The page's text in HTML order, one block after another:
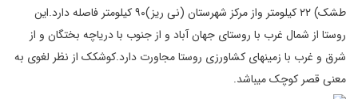
طشک) ۲۲ کیلومتر واز مرکز شهرستان (نی ریز)۹۰ کیلومتر فاصله دارد.این
روستا از شمال غرب با روستای جهان آباد و از جنوب با دریاچه بختگان و از
شرق و غرب با زمینهای کشاورزی روستا مجاورت دارد.کوشکک از نظر لغوی به
معنی قصر کوچک میباشد.